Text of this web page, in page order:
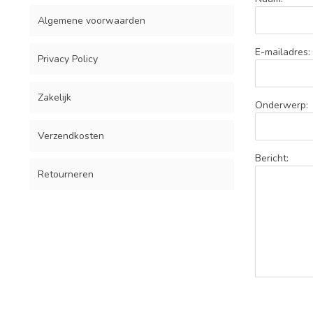
Algemene voorwaarden
Privacy Policy
Zakelijk
Verzendkosten
Retourneren
E-mailadres:
Onderwerp:
Bericht: